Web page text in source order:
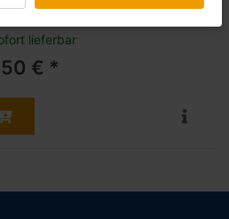
inkl. MwSt., zzgl.Versandkosten
lieferbar
€ *